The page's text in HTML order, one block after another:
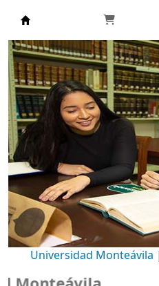
Biblioteca
Universidad Monteávila